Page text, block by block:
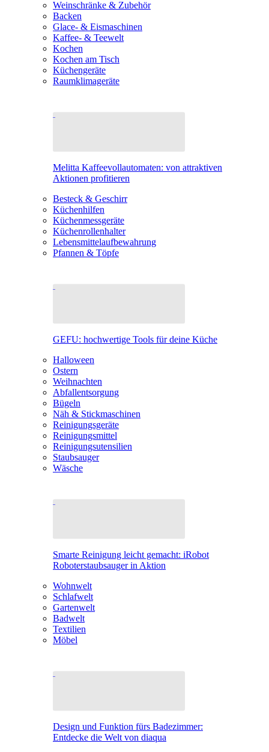
Weinschränke & Zubehör
Backen
Glace- & Eismaschinen
Kaffee- & Teewelt
Kochen
Kochen am Tisch
Küchengeräte
Raumklimageräte
Melitta Kaffeevollautomaten: von attraktiven
Aktionen profitieren
Besteck & Geschirr
Küchenhilfen
Küchenmessgeräte
Küchenrollenhalter
Lebensmittelaufbewahrung
Pfannen & Töpfe
GEFU: hochwertige Tools für deine Küche
Halloween
Ostern
Weihnachten
Abfallentsorgung
Bügeln
Näh & Stickmaschinen
Reinigungsgeräte
Reinigungsmittel
Reinigungsutensilien
Staubsauger
Wäsche
Smarte Reinigung leicht gemacht: iRobot
Roboterstaubsauger in Aktion
Wohnwelt
Schlafwelt
Gartenwelt
Badwelt
Textilien
Möbel
Design und Funktion fürs Badezimmer:
Entdecke die Welt von diaqua